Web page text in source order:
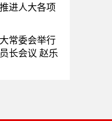
进人大各项
常委会举行
长会议 赵乐